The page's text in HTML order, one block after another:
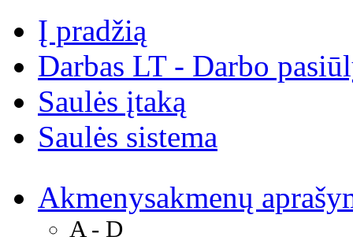
Į pradžią
Darbas LT - Darbo
Saulės įtaką
Saulės sistema
Akmenysakmenų
A - D